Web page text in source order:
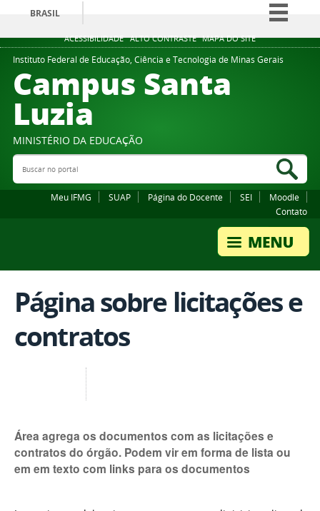
ACESSIBILIDADE ALTO CONTRASTE MAPA DO SITE
BRASIL
Simplifique!
Comunica BR
Participe
Instituto Federal de Educação, Ciência e Tecnologia de Minas Gerais
Campus Santa
Luzia
MINISTÉRIO DA EDUCAÇÃO
Buscar no portal
Meu IFMG SUAP Página do Docente SEI
Moodle
Contato
Página sobre licitações e
contratos
Área agrega os documentos com as licitações e
contratos do órgão. Podem vir em forma de lista ou
em em texto com links para os documentos